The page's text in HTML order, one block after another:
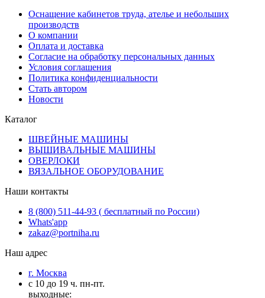
Оснащение кабинетов труда, ателье и небольших
производств
О компании
Оплата и доставка
Согласие на обработку персональных данных
Условия соглашения
Политика конфиденциальности
Стать автором
Новости
Каталог
ШВЕЙНЫЕ МАШИНЫ
ВЫШИВАЛЬНЫЕ МАШИНЫ
ОВЕРЛОКИ
ВЯЗАЛЬНОЕ ОБОРУДОВАНИЕ
Наши контакты
8 (800) 511-44-93 ( бесплатный по России)
Whats'app
zakaz@portniha.ru
Наш адрес
г. Москва
с 10 до 19 ч. пн-пт.
выходные: